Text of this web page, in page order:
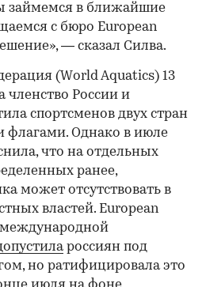
займемся в ближайшие
с бюро European
— сказал Силва.
(World Aquatics) 13
членство России и
спортсменов двух стран
Однако в июле
что на отдельных
ранее,
может отсутствовать в
властей. European
международной
россиян под
но ратифицировала это